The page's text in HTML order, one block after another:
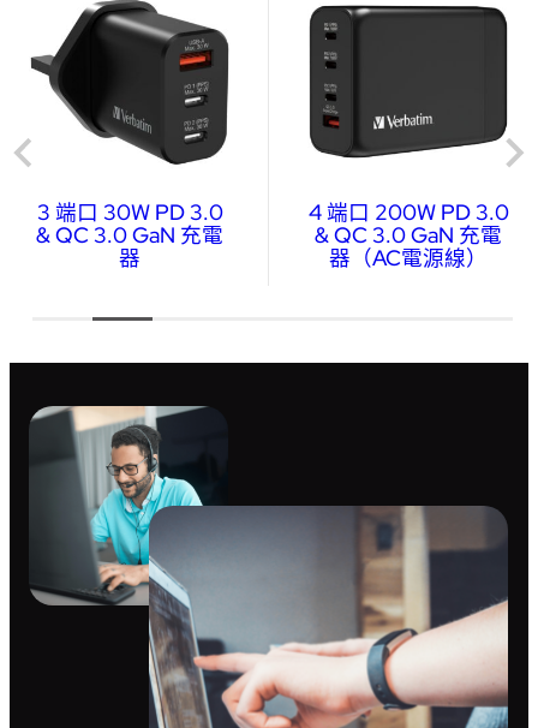
3 端口 30W PD 3.0
& QC 3.0 GaN 充電
器
4 端口 200W PD 3.0
& QC 3.0 GaN 充電
器（AC電源線）